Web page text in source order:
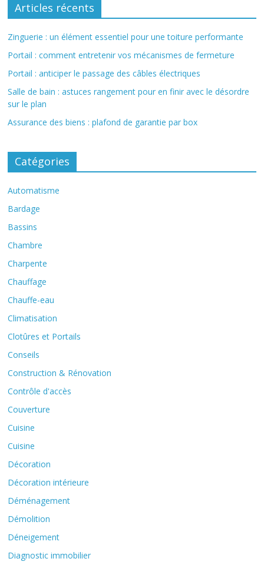
Articles récents
Zinguerie : un élément essentiel pour une toiture performante
Portail : comment entretenir vos mécanismes de fermeture
Portail : anticiper le passage des câbles électriques
Salle de bain : astuces rangement pour en finir avec le désordre
sur le plan
Assurance des biens : plafond de garantie par box
Catégories
Automatisme
Bardage
Bassins
Chambre
Charpente
Chauffage
Chauffe-eau
Climatisation
Clotûres et Portails
Conseils
Construction & Rénovation
Contrôle d'accès
Couverture
Cuisine
Cuisine
Décoration
Décoration intérieure
Déménagement
Démolition
Déneigement
Diagnostic immobilier